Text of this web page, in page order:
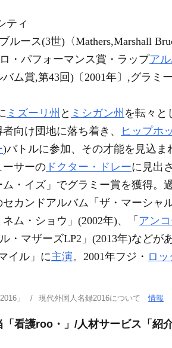
ティ
ルース(3世)〈Mathers,Marshall
・パフォーマンス賞・ラップア
ム賞,第43回)〔2001年〕,グラミ
ミズーリ州 と ミシガン州 を転々と
向け団地に落ち着き、
ヒップホ
)バトルに参加、その才能を見込ま
ーサーの ドクター・ドレーに見出
・イズ」でグラミー賞を獲得。
カンドアルバム「ザ・マーシャ
ム・ショウ」(2002年)、「 アン
・マザーズLP2」(2013年)などが
イル」に主演。2001年フジ・ ロッ
」 現代外国人名録2016について情報
看護roo・」/人材サービス「紹介